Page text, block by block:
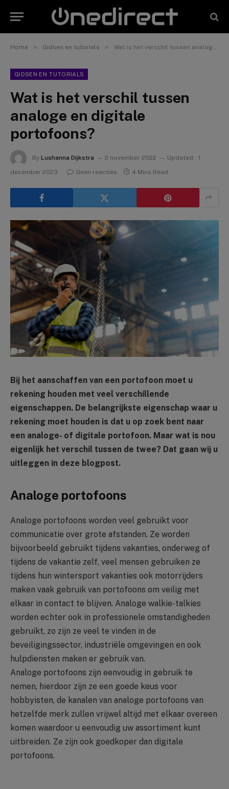
Home » Gidsen en tutorials » Wat is het verschil tussen analoge en digitale portofoons?
GIDSEN EN TUTORIALS
Wat is het verschil tussen
analoge en digitale
portofoons?
By Lushanna Dijkstra 2 november 2022 Updated: 1
december 2023
Geen reacties 4 Mins Read
Bij het aanschaffen van een portofoon moet u
rekening houden met veel verschillende
eigenschappen. De belangrijkste eigenschap waar u
rekening moet houden is dat u op zoek bent naar
een analoge- of digitale portofoon. Maar wat is nou
eigenlijk het verschil tussen de twee? Dat gaan wij u
uitleggen in deze blogpost.
Analoge portofoons
Analoge portofoons worden veel gebruikt voor
communicatie over grote afstanden. Ze worden
bijvoorbeeld gebruikt tijdens vakanties, onderweg of
tijdens de vakantie zelf, veel mensen gebruiken ze
tijdens hun wintersport vakanties ook motorrijders
maken vaak gebruik van portofoons om veilig met
elkaar in contact te blijven. Analoge walkie-talkies
worden echter ook in professionele omstandigheden
gebruikt, zo zijn ze veel te vinden in de
beveiligingssector, industriële omgevingen en ook
hulpdiensten maken er gebruik van.
Analoge portofoons zijn eenvoudig in gebruik te
nemen, hierdoor zijn ze een goede keus voor
hobbyisten, de kanalen van analoge portofoons van
hetzelfde merk zullen vrijwel altijd met elkaar overeen
komen waardoor u eenvoudig uw assortiment kunt
uitbreiden. Ze zijn ook goedkoper dan digitale
portofoons.